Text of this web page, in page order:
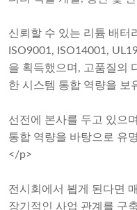
신뢰할 수 있는 리튬 배터
ISO9001, ISO14001,
을 획득했으며, 고품질의
한 시스템 통합 역량을 보
선전에 본사를 두고 있으
통합 역량을 바탕으로 유
</p>
전시회에서 뵙게 된다면
장기적인 사업 관계를 구